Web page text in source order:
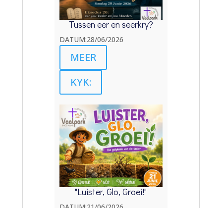
Tussen eer en seerkry?
DATUM:28/06/2026
MEER
KYK:
"Luister, Glo, Groei!"